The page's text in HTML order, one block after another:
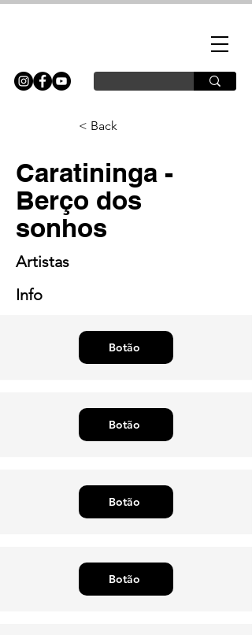
< Back
Caratininga -
Berço dos
sonhos
Artistas
Info
Botão
Botão
Botão
Botão